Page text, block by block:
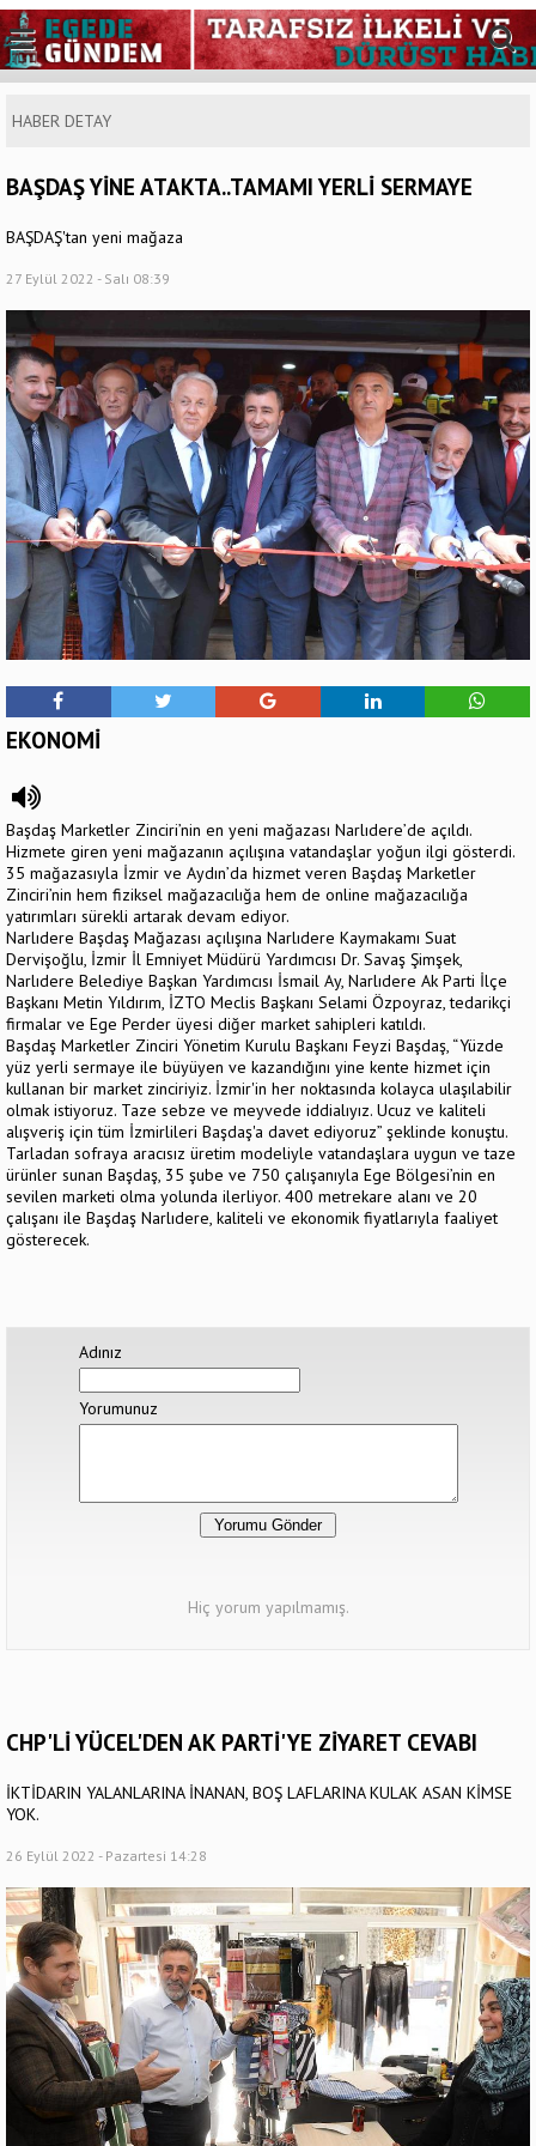
HABER DETAY
BAŞDAŞ YİNE ATAKTA..TAMAMI YERLİ SERMAYE
BAŞDAŞ'tan yeni mağaza
27 Eylül 2022 - Salı 08:39
EKONOMİ
Başdaş Marketler Zinciri’nin en yeni mağazası Narlıdere’de açıldı.
Hizmete giren yeni mağazanın açılışına vatandaşlar yoğun ilgi gösterdi.
35 mağazasıyla İzmir ve Aydın’da hizmet veren Başdaş Marketler
Zinciri’nin hem fiziksel mağazacılığa hem de online mağazacılığa
yatırımları sürekli artarak devam ediyor.
Narlıdere Başdaş Mağazası açılışına Narlıdere Kaymakamı Suat
Dervişoğlu, İzmir İl Emniyet Müdürü Yardımcısı Dr. Savaş Şimşek,
Narlıdere Belediye Başkan Yardımcısı İsmail Ay, Narlıdere Ak Parti İlçe
Başkanı Metin Yıldırım, İZTO Meclis Başkanı Selami Özpoyraz, tedarikçi
firmalar ve Ege Perder üyesi diğer market sahipleri katıldı.
Başdaş Marketler Zinciri Yönetim Kurulu Başkanı Feyzi Başdaş, “Yüzde
yüz yerli sermaye ile büyüyen ve kazandığını yine kente hizmet için
kullanan bir market zinciriyiz. İzmir'in her noktasında kolayca ulaşılabilir
olmak istiyoruz. Taze sebze ve meyvede iddialıyız. Ucuz ve kaliteli
alışveriş için tüm İzmirlileri Başdaş'a davet ediyoruz” şeklinde konuştu.
Tarladan sofraya aracısız üretim modeliyle vatandaşlara uygun ve taze
ürünler sunan Başdaş, 35 şube ve 750 çalışanıyla Ege Bölgesi’nin en
sevilen marketi olma yolunda ilerliyor. 400 metrekare alanı ve 20
çalışanı ile Başdaş Narlıdere, kaliteli ve ekonomik fiyatlarıyla faaliyet
gösterecek.
Adınız
Yorumunuz
Hiç yorum yapılmamış.
CHP'Lİ YÜCEL'DEN AK PARTİ'YE ZİYARET CEVABI
İKTİDARIN YALANLARINA İNANAN, BOŞ LAFLARINA KULAK ASAN KİMSE
YOK.
26 Eylül 2022 - Pazartesi 14:28